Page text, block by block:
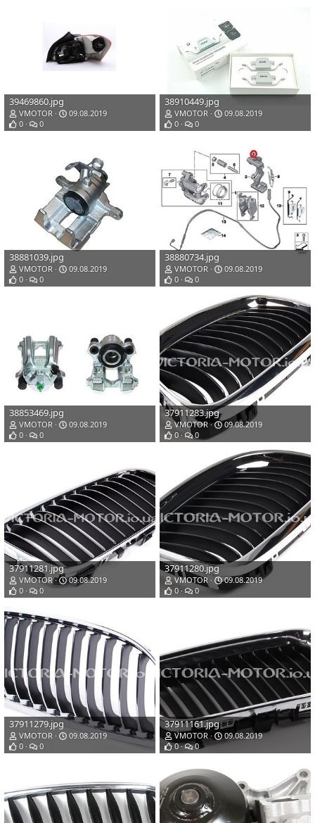
39469860.jpg
VMOTOR
09.08.2019
0
0
38910449.jpg
VMOTOR
09.08.2019
0
0
38881039.jpg
VMOTOR
09.08.2019
0
0
38880734.jpg
VMOTOR
09.08.2019
0
0
38853469.jpg
VMOTOR
09.08.2019
0
0
37911283.jpg
VMOTOR
09.08.2019
0
0
37911281.jpg
VMOTOR
09.08.2019
0
0
37911280.jpg
VMOTOR
09.08.2019
0
0
37911279.jpg
VMOTOR
09.08.2019
0
0
37911161.jpg
VMOTOR
09.08.2019
0
0